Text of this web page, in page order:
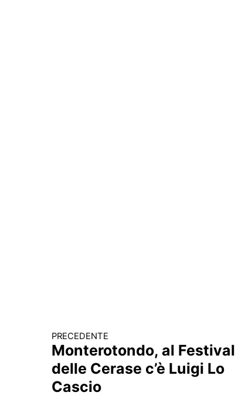
Continua a leggere
PRECEDENTE
Monterotondo, al Festival
delle Cerase c’è Luigi Lo
Cascio